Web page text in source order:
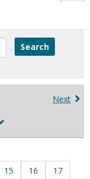
Next
15 16
17